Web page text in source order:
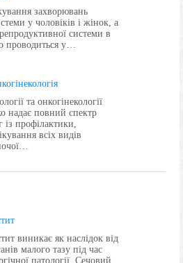
захворювань
у чоловіків і жінок, а
системи в
проводиться у…
та онкогінекології
надає повний спектр
профілактики,
всіх видів
виникає як наслідок від
малого тазу під час
патології. Сечовий